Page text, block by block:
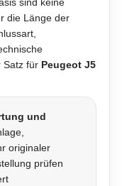
die Länge der
Satz für Peugeot J5
und
originaler
prüfen